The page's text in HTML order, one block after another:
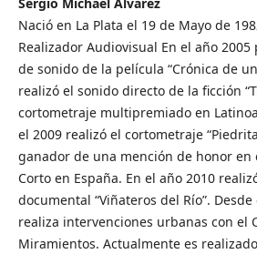
Nació en La Plata el 19 de Mayo de
Realizador Audiovisual En el año
de sonido de la película “Crónica de
realizó el sonido directo de la ficción
cortometraje multipremiado en
el 2009 realizó el cortometraje
ganador de una mención de honor en
Corto en España. En el año 2010
documental “Viñateros del Río”.
realiza intervenciones urbanas con el
Miramientos. Actualmente es